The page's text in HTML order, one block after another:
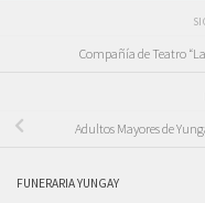
Compañía de Teatro
Adultos Mayores de
FUNERARIA YUNGAY